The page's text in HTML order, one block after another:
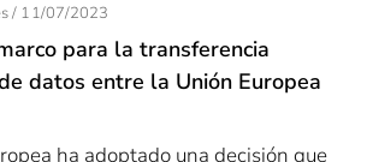
/ Posted
11/07/2023
para la transferencia
datos entre la Unión Europea
ha adoptado una decisión que